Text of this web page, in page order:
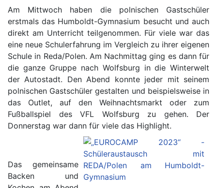
Am Mittwoch haben die polnischen Gastschüler
erstmals das Humboldt-Gymnasium besucht und auch
direkt am Unterricht teilgenommen. Für viele war das
eine neue Schulerfahrung im Vergleich zu ihrer eigenen
Schule in Reda/Polen. Am Nachmittag ging es dann für
die ganze Gruppe nach Wolfsburg in die Winterwelt
der Autostadt. Den Abend konnte jeder mit seinem
polnischen Gastschüler gestalten und beispielsweise in
das Outlet, auf den Weihnachtsmarkt oder zum
Fußballspiel des VFL Wolfsburg zu gehen. Der
Donnerstag war dann für viele das Highlight.
Das gemeinsame
Backen und